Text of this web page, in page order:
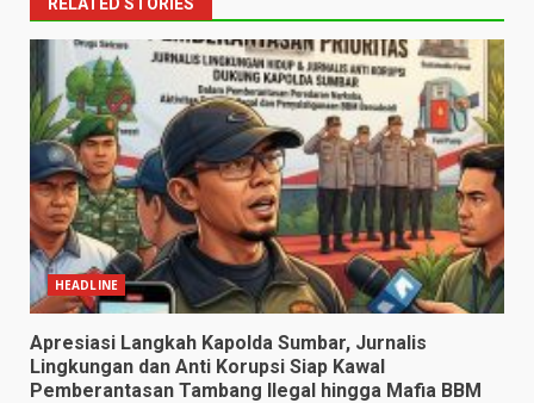
HEADLINE
Apresiasi Langkah Kapolda Sumbar, Jurnalis
Lingkungan dan Anti Korupsi Siap Kawal
Pemberantasan Tambang Ilegal hingga Mafia BBM